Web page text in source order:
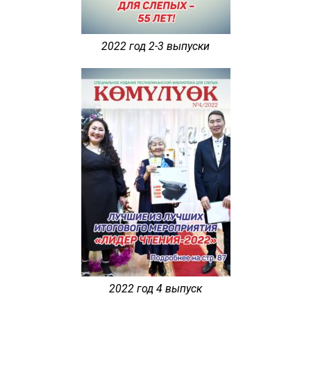
2022 год 2-3 выпуски
2022 год 4 выпуск